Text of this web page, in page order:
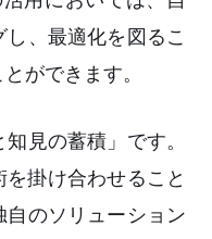
、最適化を図るこ
ができます。
見の蓄積」です。
掛け合わせること
のソリューション